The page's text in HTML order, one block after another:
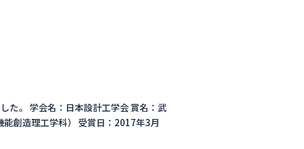
た。 学会名：日本設計工学会 賞名：武
創造理工学科） 受賞日：2017年3月